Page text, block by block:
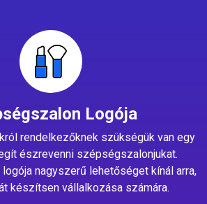
Logója
rendelkezőknek szükségük van egy
észrevenni szépségszalonjukat.
nagyszerű lehetőséget kínál arra,
készítsen vállalkozása számára.